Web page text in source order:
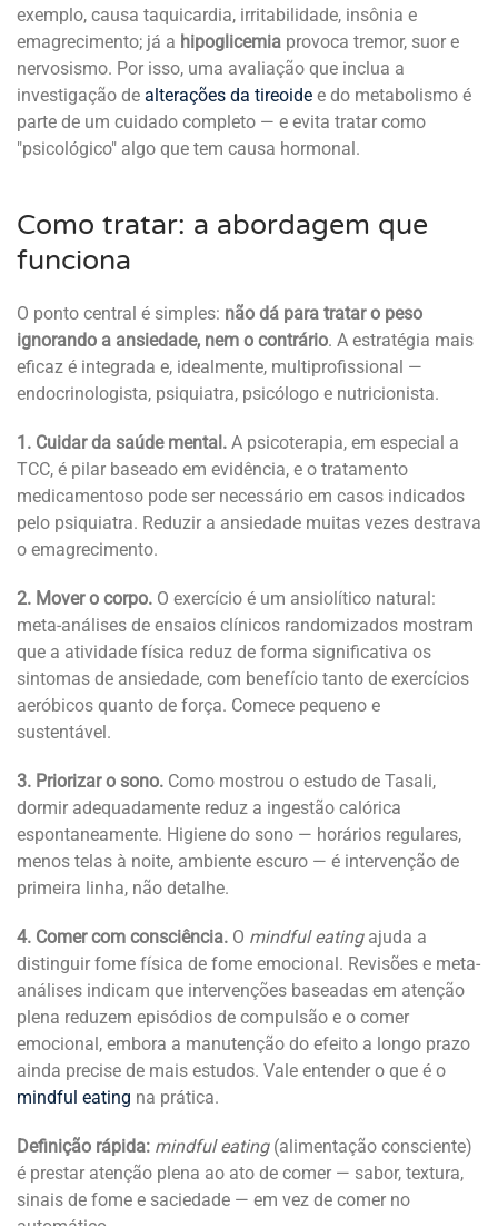
exemplo, causa taquicardia, irritabilidade, insônia e
emagrecimento; já a hipoglicemia provoca tremor, suor e
nervosismo. Por isso, uma avaliação que inclua a
investigação de alterações da tireoide e do metabolismo é
parte de um cuidado completo — e evita tratar como
"psicológico" algo que tem causa hormonal.
Como tratar: a abordagem que
funciona
O ponto central é simples: não dá para tratar o peso
ignorando a ansiedade, nem o contrário. A estratégia mais
eficaz é integrada e, idealmente, multiprofissional —
endocrinologista, psiquiatra, psicólogo e nutricionista.
1. Cuidar da saúde mental. A psicoterapia, em especial a
TCC, é pilar baseado em evidência, e o tratamento
medicamentoso pode ser necessário em casos indicados
pelo psiquiatra. Reduzir a ansiedade muitas vezes destrava
o emagrecimento.
2. Mover o corpo. O exercício é um ansiolítico natural:
meta-análises de ensaios clínicos randomizados mostram
que a atividade física reduz de forma significativa os
sintomas de ansiedade, com benefício tanto de exercícios
aeróbicos quanto de força. Comece pequeno e
sustentável.
3. Priorizar o sono. Como mostrou o estudo de Tasali,
dormir adequadamente reduz a ingestão calórica
espontaneamente. Higiene do sono — horários regulares,
menos telas à noite, ambiente escuro — é intervenção de
primeira linha, não detalhe.
4. Comer com consciência. O mindful eatingajuda a
distinguir fome física de fome emocional. Revisões e meta-
análises indicam que intervenções baseadas em atenção
plena reduzem episódios de compulsão e o comer
emocional, embora a manutenção do efeito a longo prazo
ainda precise de mais estudos. Vale entender o que é o
mindful eating na prática.
Definição rápida: mindful eating(alimentação consciente)
é prestar atenção plena ao ato de comer — sabor, textura,
sinais de fome e saciedade — em vez de comer no